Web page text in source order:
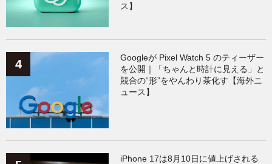
ス】
Googleが Pixel Watch 5 のティーザー
を公開｜「ちゃんと時計に見える」と
競合の“形”をやんわり茶化す【海外ニ
ュース】
iPhone 17は8月10日に値上げされる